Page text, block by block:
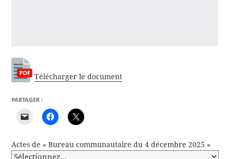
Télécharger le document
PARTAGER :
Actes de « Bureau communautaire du 4 décembre 2025 »